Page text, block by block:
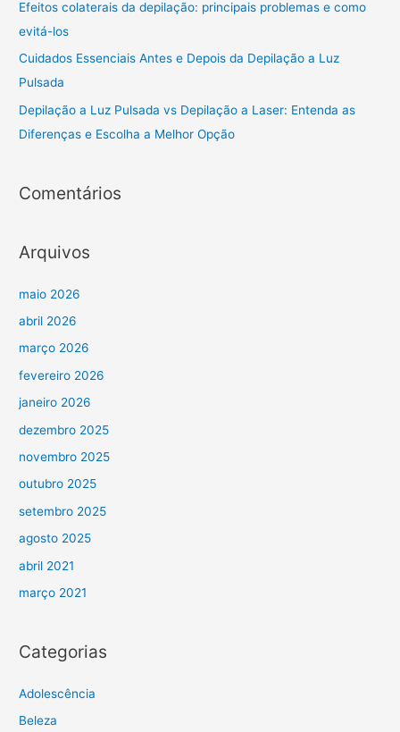
Efeitos colaterais da depilação: principais problemas e como
evitá-los
Cuidados Essenciais Antes e Depois da Depilação a Luz
Pulsada
Depilação a Luz Pulsada vs Depilação a Laser: Entenda as
Diferenças e Escolha a Melhor Opção
Comentários
Arquivos
maio 2026
abril 2026
março 2026
fevereiro 2026
janeiro 2026
dezembro 2025
novembro 2025
outubro 2025
setembro 2025
agosto 2025
abril 2021
março 2021
Categorias
Adolescência
Beleza